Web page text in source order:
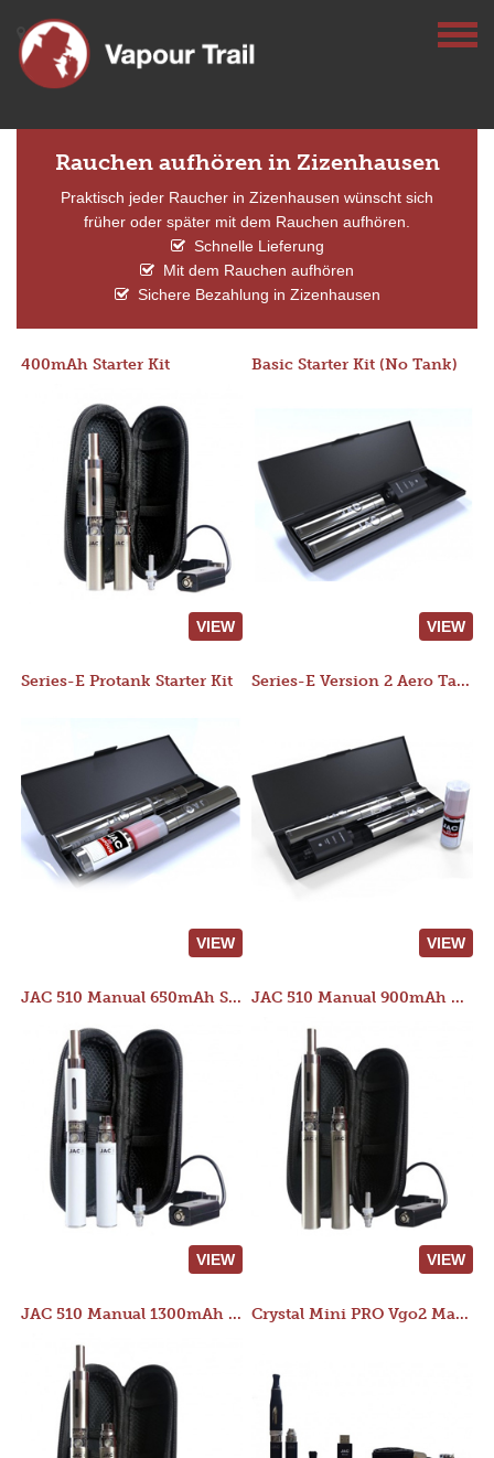
Rauchen aufhören in Zizenhausen
Praktisch jeder Raucher in Zizenhausen wünscht sich
früher oder später mit dem Rauchen aufhören.
Schnelle Lieferung
Mit dem Rauchen aufhören
Sichere Bezahlung in Zizenhausen
400mAh Starter Kit
VIEW
Basic Starter Kit (No Tank)
VIEW
Series-E Protank Starter Kit
VIEW
Series-E Version 2 Aero Tank Starter Kit
VIEW
JAC 510 Manual 650mAh Starter Kit
VIEW
JAC 510 Manual 900mAh Starter Kit
VIEW
JAC 510 Manual 1300mAh Starter Kit Crystal Mini PRO Vgo2 Manual 400mAh Kit